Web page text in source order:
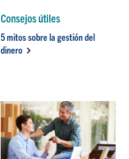
Consejos útiles
5 mitos sobre la gestión del
dinero